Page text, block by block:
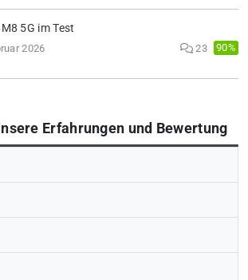
5G im Test
2026 23 90%
Erfahrungen und Bewertung